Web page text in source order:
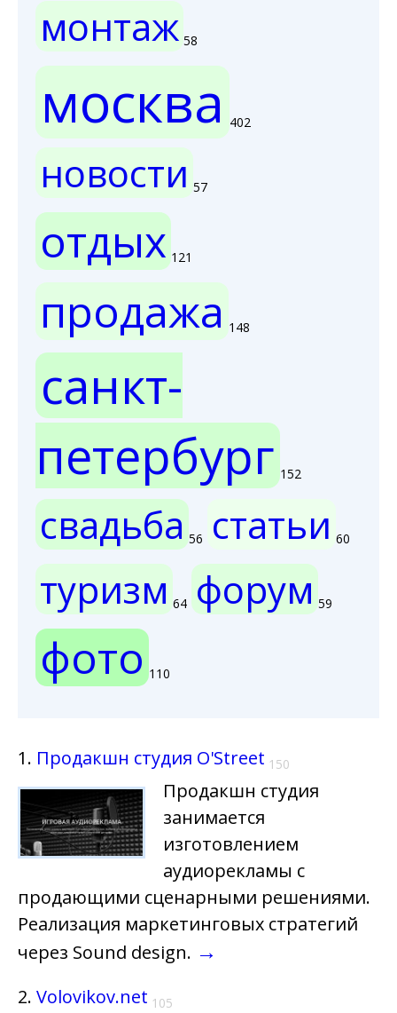
монтаж 58
москва 402
новости 57
отдых 121
продажа 148
санкт-
петербург 152
свадьба 56 статьи 60
туризм 64 форум 59
фото 110
1. Продакшн студия O'Street 150
Продакшн студия
занимается
изготовлением
аудиорекламы с
продающими сценарными решениями.
Реализация маркетинговых стратегий
через Sound design. →
2. Volovikov.net 105